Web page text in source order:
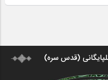
(قدس سره)